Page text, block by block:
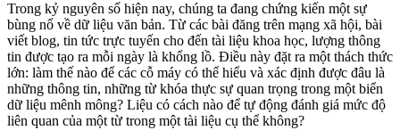
Trong kỷ nguyên số hiện nay, chúng ta đang chứng kiến một sự
bùng nổ về dữ liệu văn bản. Từ các bài đăng trên mạng xã hội, bài
viết blog, tin tức trực tuyến cho đến tài liệu khoa học, lượng thông
tin được tạo ra mỗi ngày là khổng lồ. Điều này đặt ra một thách thức
lớn: làm thế nào để các cỗ máy có thể hiểu và xác định được đâu là
những thông tin, những từ khóa thực sự quan trọng trong một biển
dữ liệu mênh mông? Liệu có cách nào để tự động đánh giá mức độ
liên quan của một từ trong một tài liệu cụ thể không?